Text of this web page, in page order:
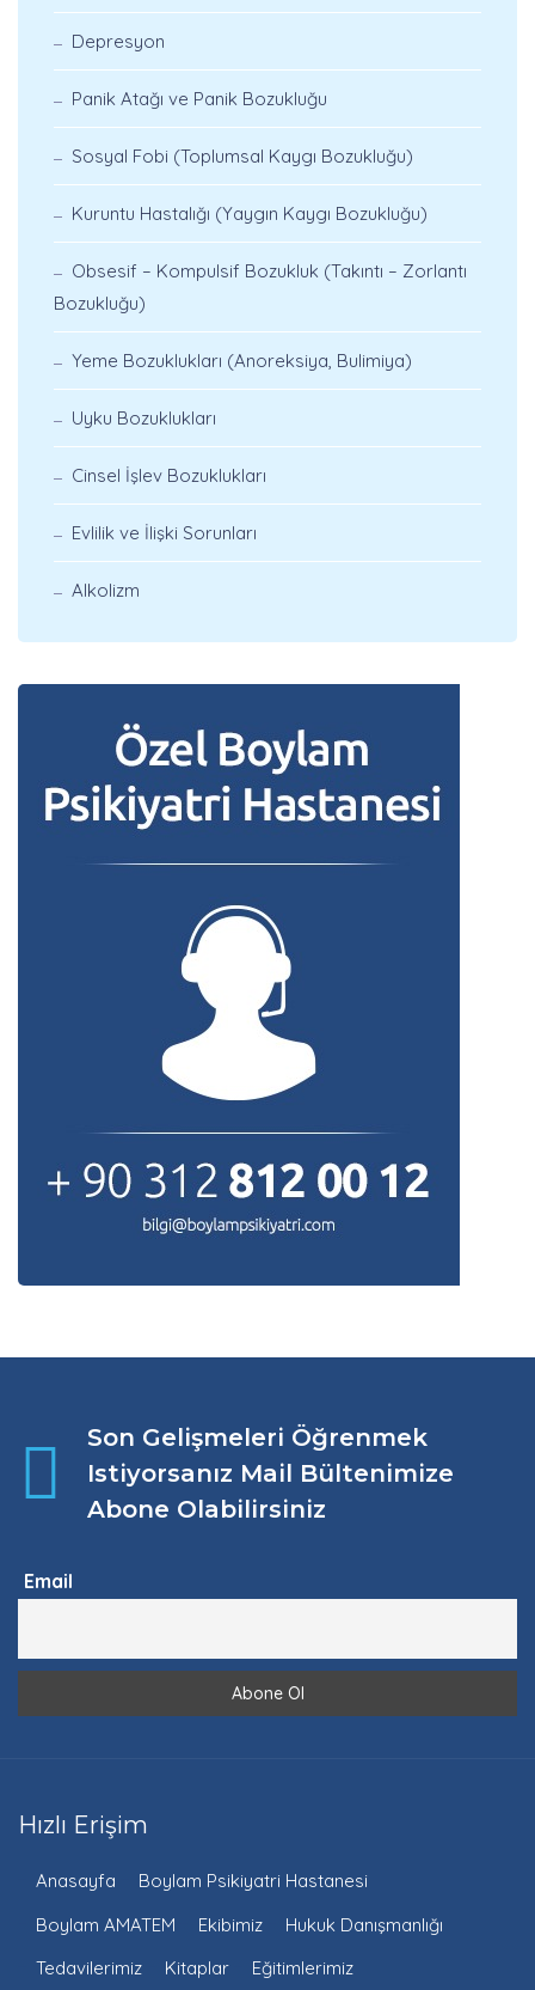
Depresyon
Panik Atağı ve Panik Bozukluğu
Sosyal Fobi (Toplumsal Kaygı Bozukluğu)
Kuruntu Hastalığı (Yaygın Kaygı Bozukluğu)
Obsesif – Kompulsif Bozukluk (Takıntı – Zorlantı
Bozukluğu)
Yeme Bozuklukları (Anoreksiya, Bulimiya)
Uyku Bozuklukları
Cinsel İşlev Bozuklukları
Evlilik ve İlişki Sorunları
Alkolizm
Son Gelişmeleri Öğrenmek
Istiyorsanız Mail Bültenimize
Abone Olabilirsiniz
Email
Hızlı Erişim
Anasayfa
Boylam Psikiyatri Hastanesi
Boylam AMATEM
Ekibimiz
Hukuk Danışmanlığı
Tedavilerimiz
Kitaplar
Eğitimlerimiz